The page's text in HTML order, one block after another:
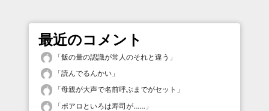
最近のコメント
「飯の量の認識が常人のそれと違う 」
「読んでるんかい 」
「母親が大声で名前呼ぶまでがセット 」
「ポアロといろは寿司が…… 」